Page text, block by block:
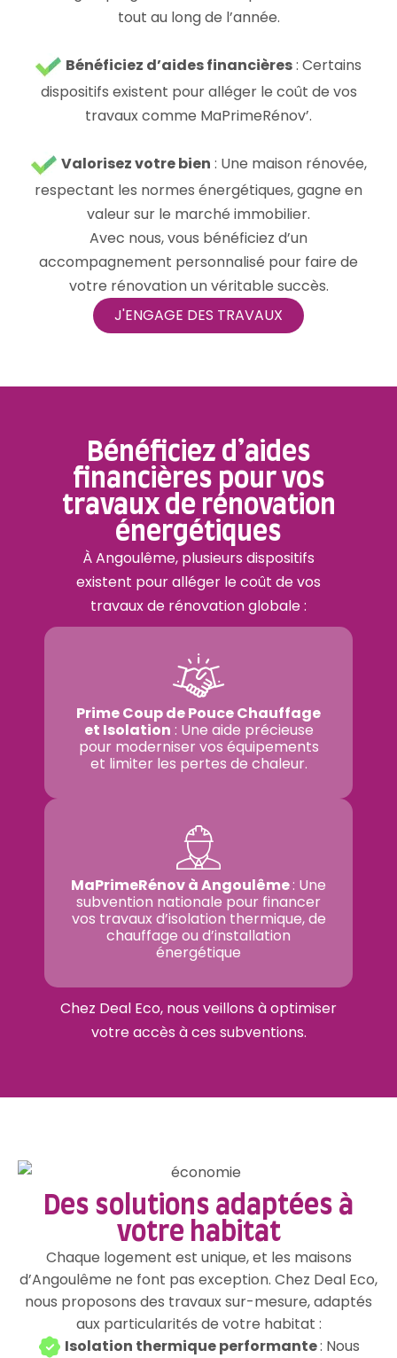
tout au long de l’année.
Bénéficiez d’aides financières: Certains
dispositifs existent pour alléger le coût de vos
travaux comme MaPrimeRénov’.
Valorisez votre bien : Une maison rénovée,
respectant les normes énergétiques, gagne en
valeur sur le marché immobilier.
Avec nous, vous bénéficiez d’un
accompagnement personnalisé pour faire de
votre rénovation un véritable succès.
J'ENGAGE DES TRAVAUX
Bénéficiez d’aides
financières pour vos
travaux de rénovation
énergétiques
À Angoulême, plusieurs dispositifs
existent pour alléger le coût de vos
travaux de rénovation globale :
Chez Deal Eco, nous veillons à optimiser
votre accès à ces subventions.
Prime Coup de Pouce Chauffage
et Isolation : Une aide précieuse
pour moderniser vos équipements
et limiter les pertes de chaleur.
MaPrimeRénov à Angoulême: Une
subvention nationale pour financer
vos travaux d’isolation thermique, de
chauffage ou d’installation
énergétique
Des solutions adaptées à
votre habitat
Chaque logement est unique, et les maisons
d’Angoulême ne font pas exception. Chez Deal Eco,
nous proposons des travaux sur-mesure, adaptés
aux particularités de votre habitat :
Isolation thermique performante: Nous